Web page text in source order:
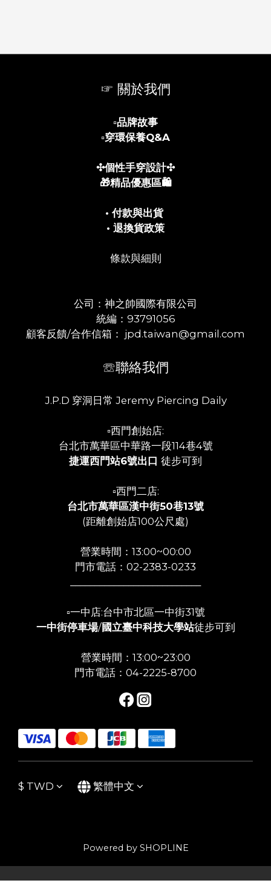
☞ 關於我們
▫️品牌故事
▫️穿環保養Q&A
✣個性手穿設計✣
🎁精品優惠區🛍️
• 付款與出貨
• 退換貨政策
條款與細則
公司：神之帥國際有限公司
統編：93791056
顧客反饋/合作信箱： jpd.taiwan@gmail.com
☏聯絡我們
J.P.D 穿洞日常 Jeremy Piercing Daily
▫️西門創始店:
台北市萬華區中華路一段114巷4號
捷運西門站6號出口 徒步可到
▫️西門二店:
台北市萬華區漢中街50巷13號
(距離創始店100公尺處)
營業時間：13:00~00:00
門市電話：02-2383-0233
▫️一中店:台中市北區一中街31號
一中街停車場/國立臺中科技大學站徒步可到
營業時間：13:00~23:00
門市電話：04-2225-8700
$ TWD 繁體中文
Powered by SHOPLINE